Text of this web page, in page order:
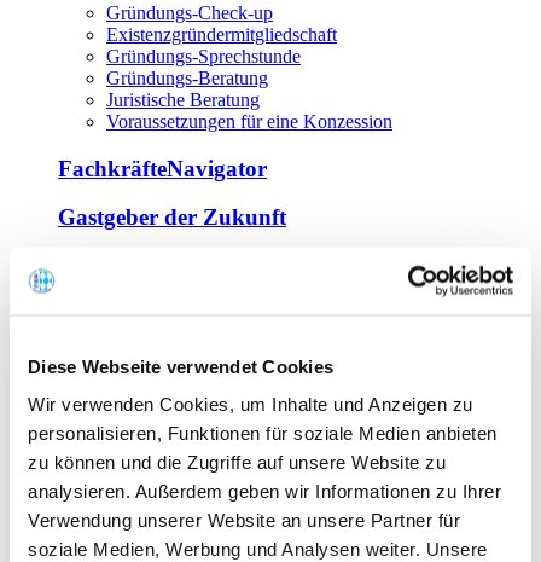
Diese Webseite verwendet Cookies
Wir verwenden Cookies, um Inhalte und Anzeigen zu
personalisieren, Funktionen für soziale Medien anbieten
zu können und die Zugriffe auf unsere Website zu
analysieren. Außerdem geben wir Informationen zu Ihrer
Verwendung unserer Website an unsere Partner für
soziale Medien, Werbung und Analysen weiter. Unsere
Gründungs-Check-up
Existenzgründermitgliedschaft
Gründungs-Sprechstunde
Gründungs-Beratung
Juristische Beratung
Voraussetzungen für eine Konzession
FachkräfteNavigator
Gastgeber der Zukunft
Offene Seminare
Tagen im Palais
Wirte-und Unternehmerbrief
Lernplattform BOUNTI
Partner
Branchennahe Organisationen